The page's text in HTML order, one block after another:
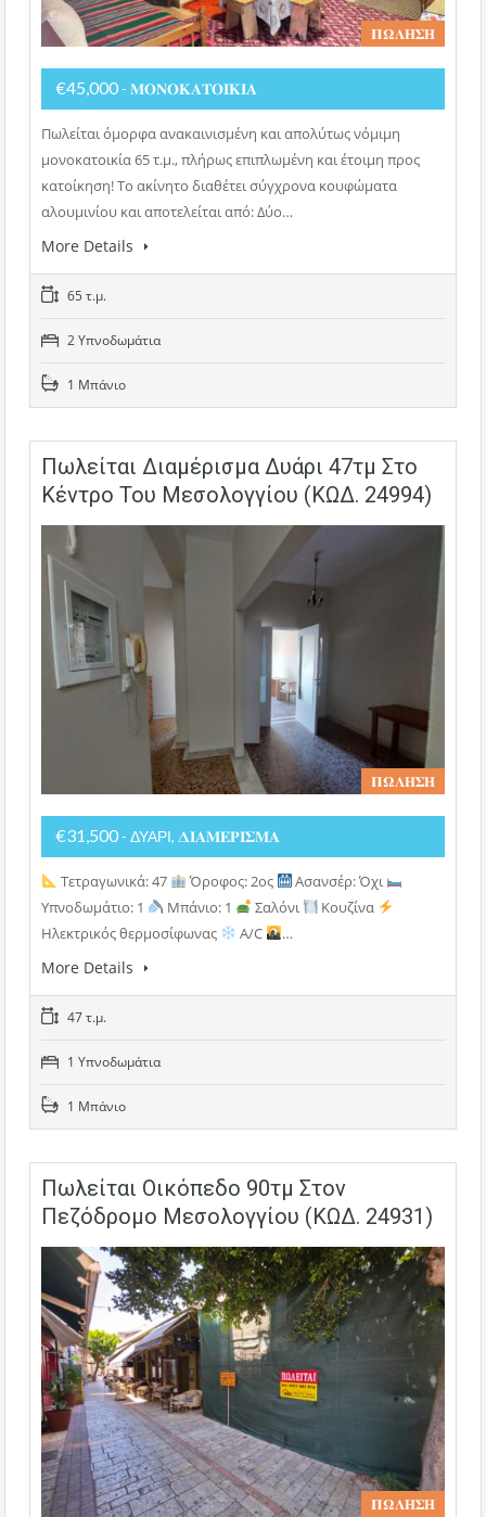
𝚷𝛀𝚲𝚮𝚺𝚮
€45,000 - 𝚳𝚶𝚴𝚶𝚱𝚨𝚻𝚶𝚰𝚱𝚰𝚨
Πωλείται όμορφα ανακαινισμένη και απολύτως νόμιμη
μονοκατοικία 65 τ.μ., πλήρως επιπλωμένη και έτοιμη προς
κατοίκηση! Το ακίνητο διαθέτει σύγχρονα κουφώματα
αλουμινίου και αποτελείται από: Δύο…
More Details
65 τ.μ.
2 Υπνοδωμάτια
1 Μπάνιο
Πωλείται Διαμέρισμα Δυάρι 47τμ Στο
Κέντρο Του Μεσολογγίου (ΚΩΔ. 24994)
𝚷𝛀𝚲𝚮𝚺𝚮
€31,500 - ΔΥΑΡΙ, 𝚫𝚰𝚨𝚳𝚬𝚸𝚰𝚺𝚳𝚨
Τετραγωνικά: 47 Όροφος: 2ος
Ασανσέρ: Όχι
Υπνοδωμάτιο: 1
Μπάνιο: 1 Σαλόνι
Κουζίνα
Ηλεκτρικός θερμοσίφωνας
A/C …
More Details
47 τ.μ.
1 Υπνοδωμάτια
1 Μπάνιο
Πωλείται Οικόπεδο 90τμ Στον
Πεζόδρομο Μεσολογγίου (ΚΩΔ. 24931)
𝚷𝛀𝚲𝚮𝚺𝚮